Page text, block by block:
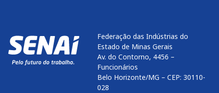
Federação das Indústrias do
Estado de Minas Gerais
Av. do Contorno, 4456 –
Funcionários
Belo Horizonte/MG – CEP: 30110-
028